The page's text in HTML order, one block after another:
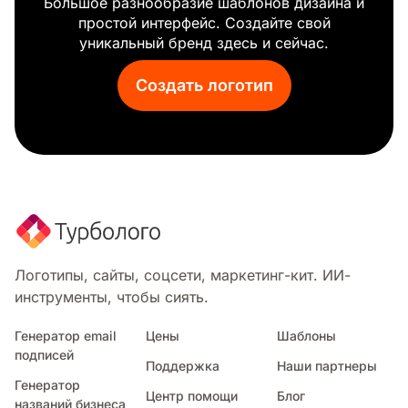
Юриспруденция
Памперс
Etsy
простой интерфейс. Создайте свой
уникальный бренд здесь и сейчас.
Создать логотип
Логотипы, сайты, соцсети, маркетинг-кит. ИИ-
инструменты, чтобы сиять.
Генератор email
подписей
Генератор
названий бизнеса
Цены
Поддержка
Центр помощи
Шаблоны
Наши партнеры
Блог